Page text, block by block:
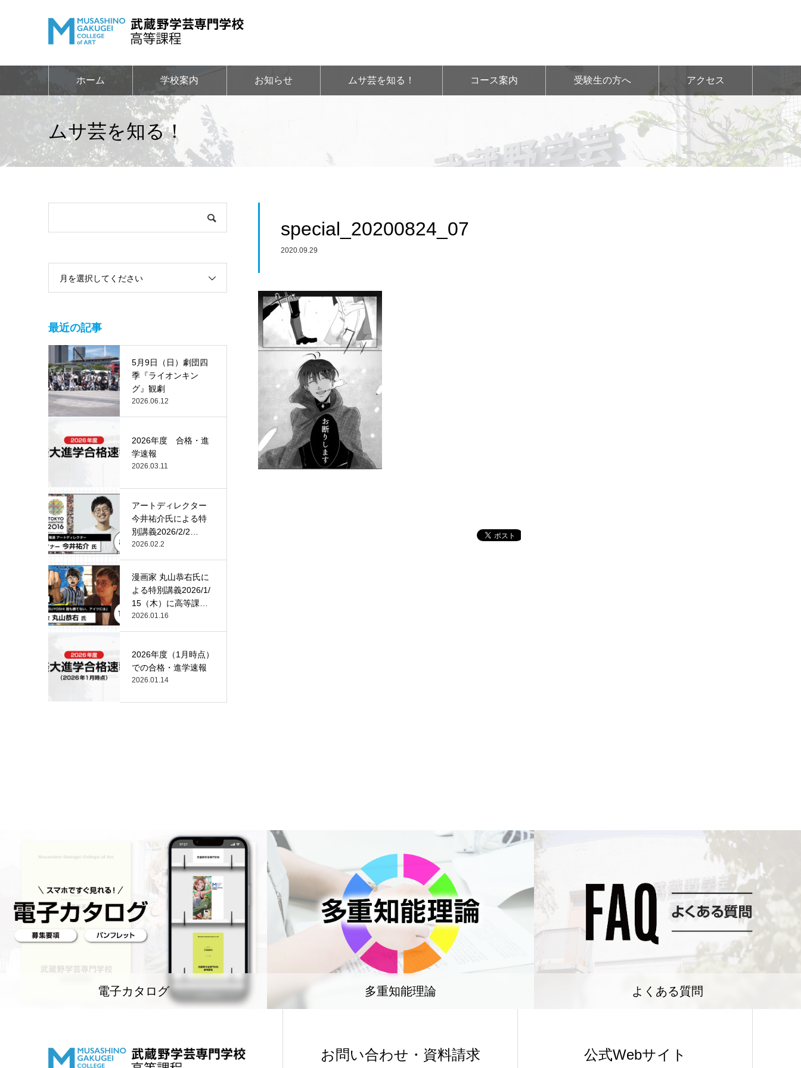
ホーム 学校案内 お知らせ ムサ芸を知る！ コース案内 受験生の方へ アクセス
ムサ芸を知る！
special_20200824_07
2020.09.29
月を選択してください
最近の記事
5月9日（日）劇団四
季『ライオンキン
グ』観劇
2026.06.12
2026年度 合格・進
学速報
2026.03.11
アートディレクター
今井祐介氏による特
別講義2026/2/2
（月）…
2026.02.2
漫画家 丸山恭右氏に
よる特別講義2026/1/
15（木）に高等課
程…
2026.01.16
2026年度（1月時点）
での合格・進学速報
2026.01.14
電子カタログ 多重知能理論 よくある質問
お問い合わせ・資料請求 公式Webサイト